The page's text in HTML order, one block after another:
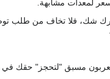
لمعدات مشابهة.
شك، فلا تخاف من طلب
كعربون مسبق "لتحجز" حقك